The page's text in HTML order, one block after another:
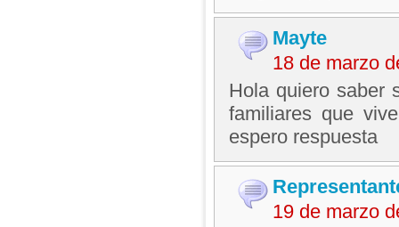
Mayte
18 de marzo
Hola quiero saber
familiares que
espero respuesta
19 de marzo